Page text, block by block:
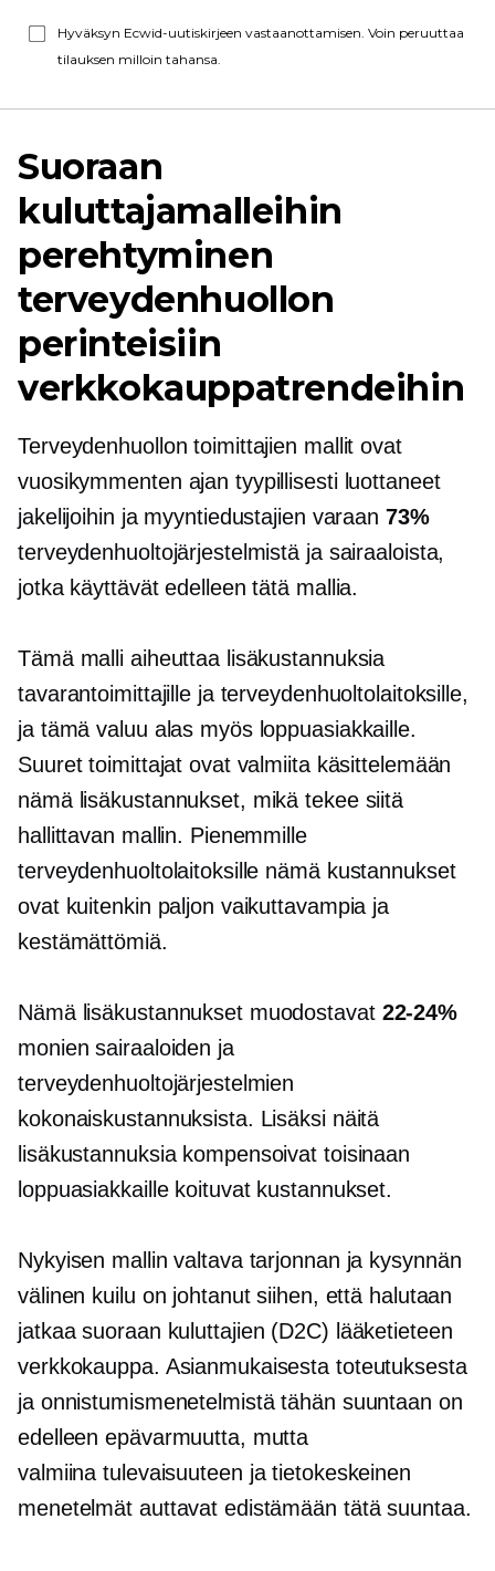
Hyväksyn Ecwid-uutiskirjeen vastaanottamisen. Voin peruuttaa
tilauksen milloin tahansa.
Suoraan
kuluttajamalleihin
perehtyminen
terveydenhuollon
perinteisiin
verkkokauppatrendeihin
Terveydenhuollon toimittajien mallit ovat
vuosikymmenten ajan tyypillisesti luottaneet
jakelijoihin ja myyntiedustajien varaan 73%
terveydenhuoltojärjestelmistä ja sairaaloista,
jotka käyttävät edelleen tätä mallia.
Tämä malli aiheuttaa lisäkustannuksia
tavarantoimittajille ja terveydenhuoltolaitoksille,
ja tämä valuu alas myös loppuasiakkaille.
Suuret toimittajat ovat valmiita käsittelemään
nämä lisäkustannukset, mikä tekee siitä
hallittavan mallin. Pienemmille
terveydenhuoltolaitoksille nämä kustannukset
ovat kuitenkin paljon vaikuttavampia ja
kestämättömiä.
Nämä lisäkustannukset muodostavat 22-24%
monien sairaaloiden ja
terveydenhuoltojärjestelmien
kokonaiskustannuksista. Lisäksi näitä
lisäkustannuksia kompensoivat toisinaan
loppuasiakkaille koituvat kustannukset.
Nykyisen mallin valtava tarjonnan ja kysynnän
välinen kuilu on johtanut siihen, että halutaan
jatkaasuoraan kuluttajien (D2C) lääketieteen
verkkokauppa. Asianmukaisesta toteutuksesta
ja onnistumismenetelmistä tähän suuntaan on
edelleen epävarmuutta, mutta
valmiina tulevaisuuteen jatietokeskeinen
menetelmät auttavat edistämään tätä suuntaa.